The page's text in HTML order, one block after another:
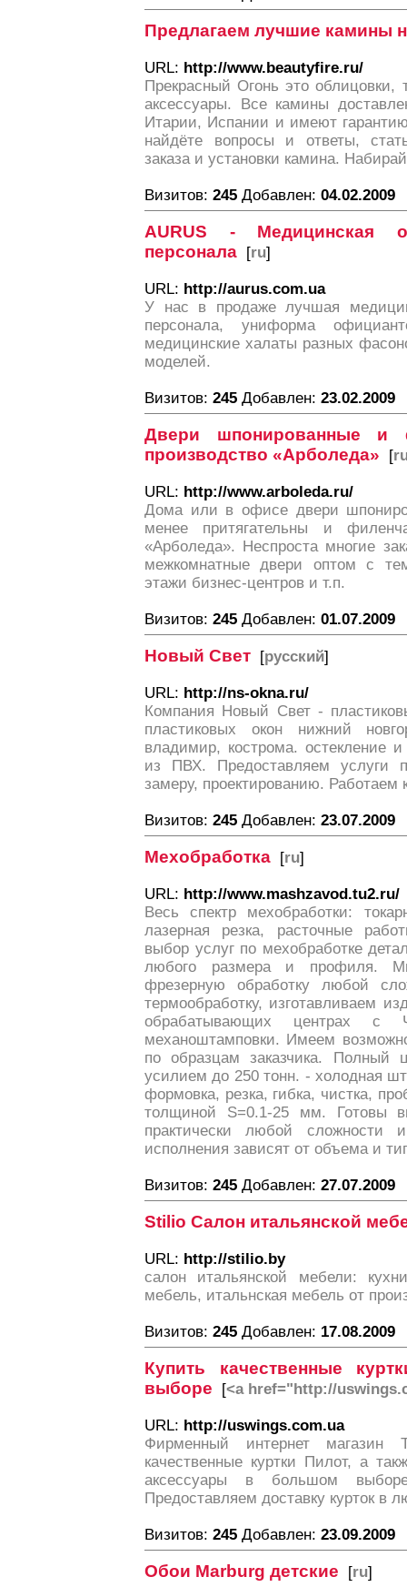
Предлагаем лучшие камины
URL: http://www.beautyfire.ru/
Прекрасный Огонь это
аксессуары. Все камины
Итарии, Испании и имеют
найдёте вопросы и ответы,
заказа и установки камина.
Визитов: 245 Добавлен: 04.02.2009
AURUS - Медицинская
персонала [ru]
URL: http://aurus.com.ua
У нас в продаже лучшая
персонала, униформа
медицинские халаты разных
моделей.
Визитов: 245 Добавлен: 23.02.2009
Двери шпонированные и
производство «Арболеда» [
URL: http://www.arboleda.ru/
Дома или в офисе двери
менее притягательны и
«Арболеда». Неспроста многие
межкомнатные двери оптом с
этажи бизнес-центров и т.п.
Визитов: 245 Добавлен: 01.07.2009
Новый Свет [русский]
URL: http://ns-okna.ru/
Компания Новый Свет -
пластиковых окон нижний
владимир, кострома. остекление
из ПВХ. Предоставляем услуги
замеру, проектированию. Работаем
Визитов: 245 Добавлен: 23.07.2009
Мехобработка [ru]
URL: http://www.mashzavod.tu2.ru/
Весь спектр мехобработки:
лазерная резка, расточные
выбор услуг по мехобработке
любого размера и профиля.
фрезерную обработку любой
термообработку, изготавливаем
обрабатывающих центрах с
механоштамповки. Имеем
по образцам заказчика. Полный
усилием до 250 тонн. - холодная
формовка, резка, гибка, чистка,
толщиной S=0.1-25 мм. Готовы
практически любой
исполнения зависят от объема и
Визитов: 245 Добавлен: 27.07.2009
Stilio Салон итальянской
URL: http://stilio.by
салон итальянской мебели:
мебель, итальнская мебель от
Визитов: 245 Добавлен: 17.08.2009
Купить качественные
выборе [<a href="http://
URL: http://uswings.com.ua
Фирменный интернет магазин
качественные куртки Пилот, а
аксессуары в большом
Предоставляем доставку курток в
Визитов: 245 Добавлен: 23.09.2009
Обои Marburg детские [ru]